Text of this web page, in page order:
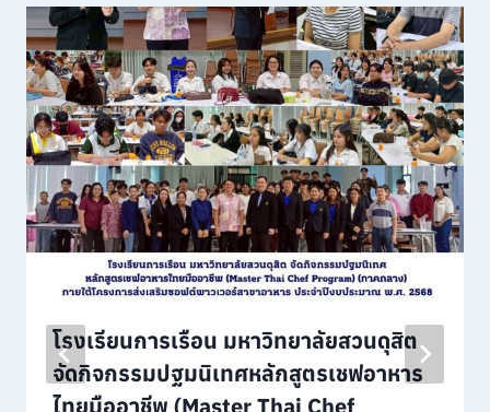
โรงเรียนการเรือน มหาวิทยาลัยสวนดุสิต
จัดกิจกรรมปฐมนิเทศหลักสูตรเชฟอาหาร
ไทยมืออาชีพ (Master Thai Chef